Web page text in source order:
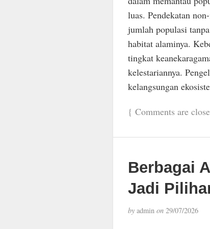
luas. Pendekatan
jumlah populasi
habitat alaminya.
tingkat
kelestariannya.
kelangsungan
{ Comments are
Berbagai
Jadi
byadmin on29/07/2026